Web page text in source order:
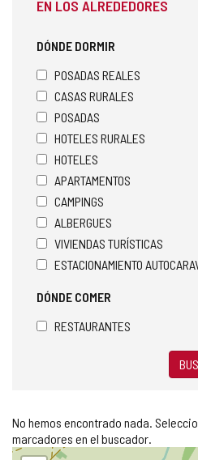
EN LOS ALREDEDORES
DÓNDE DORMIR
POSADAS REALES
CASAS RURALES
POSADAS
HOTELES RURALES
HOTELES
APARTAMENTOS
CAMPINGS
ALBERGUES
VIVIENDAS TURÍSTICAS
ESTACIONAMIENTO
DÓNDE COMER
RESTAURANTES
No hemos encontrado nada.
marcadores en el buscador.
Saltar